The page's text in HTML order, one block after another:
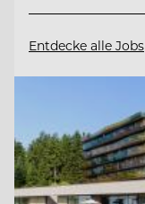
Entdecke alle Jobs